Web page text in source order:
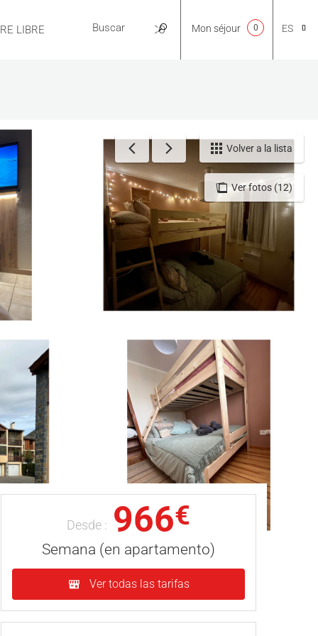
LIBRE PRÁCTICO
NL
EN
ES
Mon séjour 0
Ver fotos (12)
Volver a la lista
Desde : 966€
Semana (en apartamento)
Ver todas las tarifas